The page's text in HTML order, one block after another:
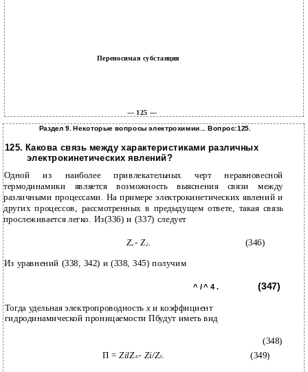
Переносимая субстанция
— 125 —
Раздел 9. Некоторые вопросы электрохимии... Вопрос:125.
125. Какова связь между характеристиками различных
электрокинетических явлений?
Одной из наиболее привлекательных черт неравновесной
термодинамики является возможность выяснения связи между
различными процессами. На примере электрокинетических явлений и
других процессов, рассмотренных в предыдущем ответе, такая связь
прослеживается легко. Из(336) и (337) следует
Zx - Z2. (346)
Из уравнений (338, 342) и (338, 345) получим
^ / ^ 4 . (347)
Тогда удельная электропроводность хи коэффициент
гидродинамической проницаемости Пбудут иметь вид
(348)
П =ZilZA- Zi/Z3 (349)